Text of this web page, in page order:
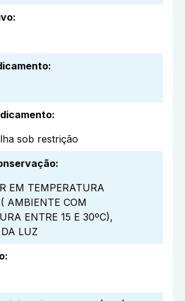
:
:
:
sob restrição
:
EM TEMPERATURA
AMBIENTE COM
ENTRE 15 E 30ºC),
LUZ
: